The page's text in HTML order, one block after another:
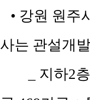
• 강원 원주
사는 관설개
_ 지하2